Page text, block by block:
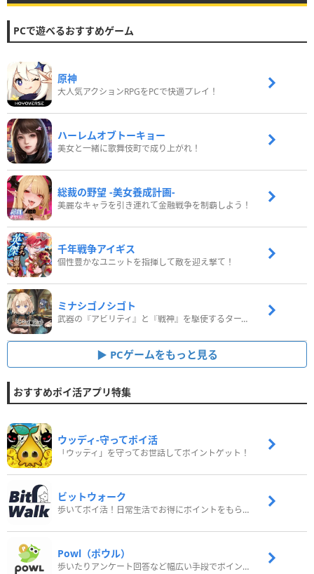
PCで遊べるおすすめゲーム
原神
大人気アクションRPGをPCで快適プレイ！
ハーレムオブトーキョー
美女と一緒に歌舞伎町で成り上がれ！
総裁の野望 -美女養成計画-
美麗なキャラを引き連れて金融戦争を制覇しよう！
千年戦争アイギス
個性豊かなユニットを指揮して敵を迎え撃て！
ミナシゴノシゴト
武器の『アビリティ』と『戦神』を駆使するターン制コマンドバトルRPG！
PCゲームをもっと見る
おすすめポイ活アプリ特集
ウッディ‐守ってポイ活
「ウッディ」を守ってお世話してポイントゲット！
ビットウォーク
歩いてポイ活！日常生活でお得にポイントをもらおう
Powl（ポウル）
歩いたりアンケート回答など幅広い手段でポイントをゲット